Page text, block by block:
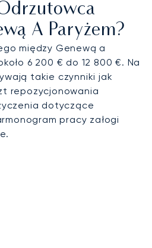
A Paryżem?
między Genewą a
6 200 € do 12 800 €. Na
takie czynniki jak
repozycjonowania
dotyczące
pracy załogi